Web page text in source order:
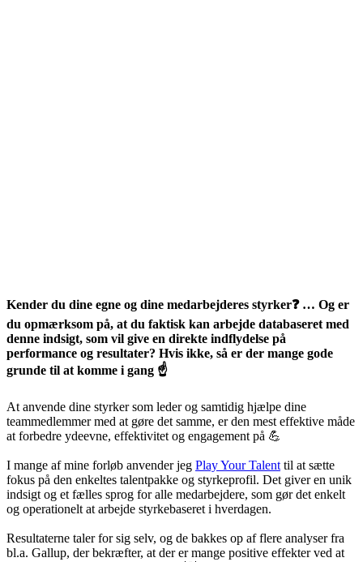
Kender du dine egne og dine medarbejderes styrker❓ … Og er
du opmærksom på, at du faktisk kan arbejde databaseret med
denne indsigt, som vil give en direkte indflydelse på
performance og resultater? Hvis ikke, så er der mange gode
grunde til at komme i gang ☝️
At anvende dine styrker som leder og samtidig hjælpe dine
teammedlemmer med at gøre det samme, er den mest effektive måde
at forbedre ydeevne, effektivitet og engagement på 💪
I mange af mine forløb anvender jeg Play Your Talenttil at sætte
fokus på den enkeltes talentpakke og styrkeprofil. Det giver en unik
indsigt og et fælles sprog for alle medarbejdere, som gør det enkelt
og operationelt at arbejde styrkebaseret i hverdagen.
Resultaterne taler for sig selv, og de bakkes op af flere analyser fra
bl.a. Gallup, der bekræfter, at der er mange positive effekter ved at